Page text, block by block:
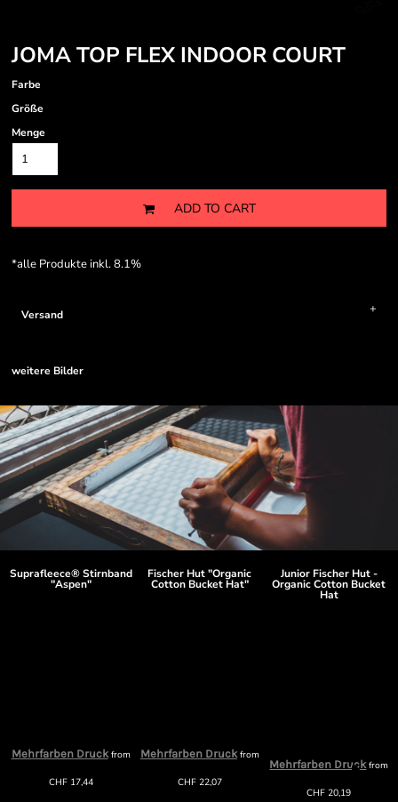
JOMA TOP FLEX INDOOR COURT
Farbe
Größe
Menge
ADD TO CART
*alle Produkte inkl. 8.1%
Versand
weitere Bilder
Suprafleece® Stirnband
"Aspen"
Mehrfarben Druckfrom
CHF17,44
Fischer Hut "Organic
Cotton Bucket Hat"
Mehrfarben Druckfrom
CHF22,07
Junior Fischer Hut -
Organic Cotton Bucket
Hat
Mehrfarben Druckfrom
CHF 20,19